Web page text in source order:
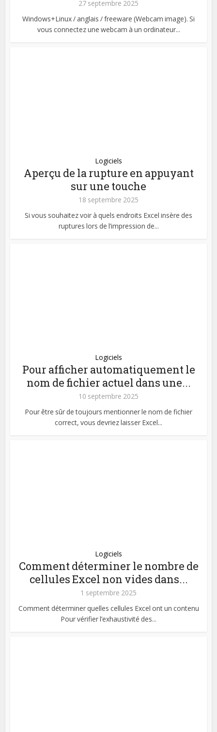
27 septembre 2025
Windows+Linux / anglais / freeware (Webcam image). Si
vous connectez une webcam à un ordinateur...
Logiciels
Aperçu de la rupture en appuyant
sur une touche
18 septembre 2025
Si vous souhaitez voir à quels endroits Excel insère des
ruptures lors de l’impression de...
Logiciels
Pour afficher automatiquement le
nom de fichier actuel dans une...
10 septembre 2025
Pour être sûr de toujours mentionner le nom de fichier
correct, vous devriez laisser Excel...
Logiciels
Comment déterminer le nombre de
cellules Excel non vides dans...
1 septembre 2025
Comment déterminer quelles cellules Excel ont un contenu
Pour vérifier l’exhaustivité des...